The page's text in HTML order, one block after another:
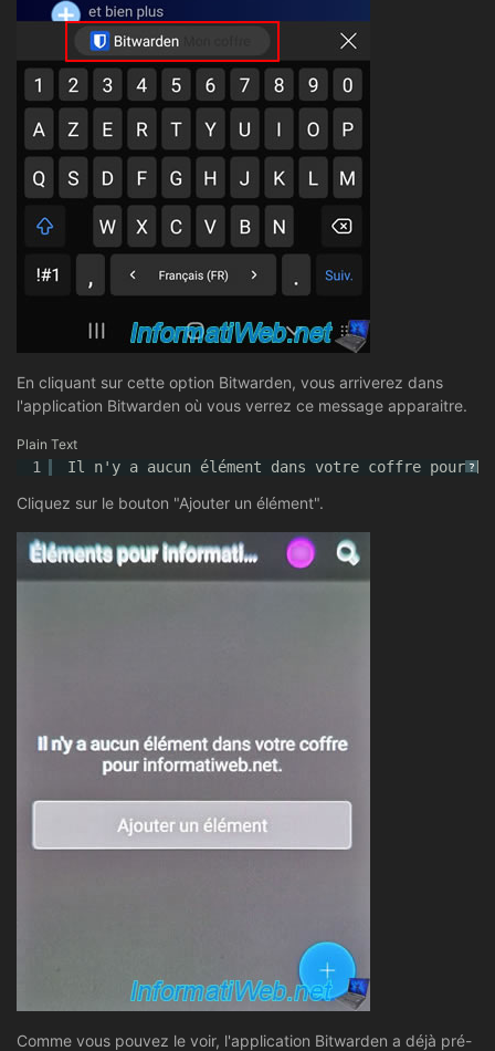
En cliquant sur cette option Bitwarden, vous arriverez dans
l'application Bitwarden où vous verrez ce message apparaitre.
Plain Text
?
1 Il n'y a aucun élément dans votre coffre pour
Cliquez sur le bouton "Ajouter un élément".
Comme vous pouvez le voir, l'application Bitwarden a déjà pré-